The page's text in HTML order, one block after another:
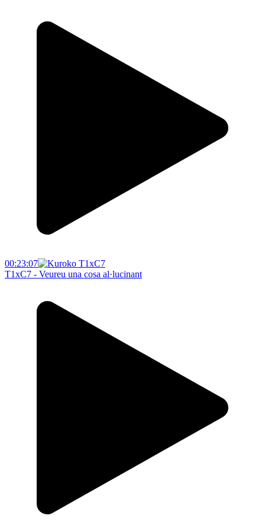
00:23:07
T1xC7 - Veureu una cosa al·lucinant